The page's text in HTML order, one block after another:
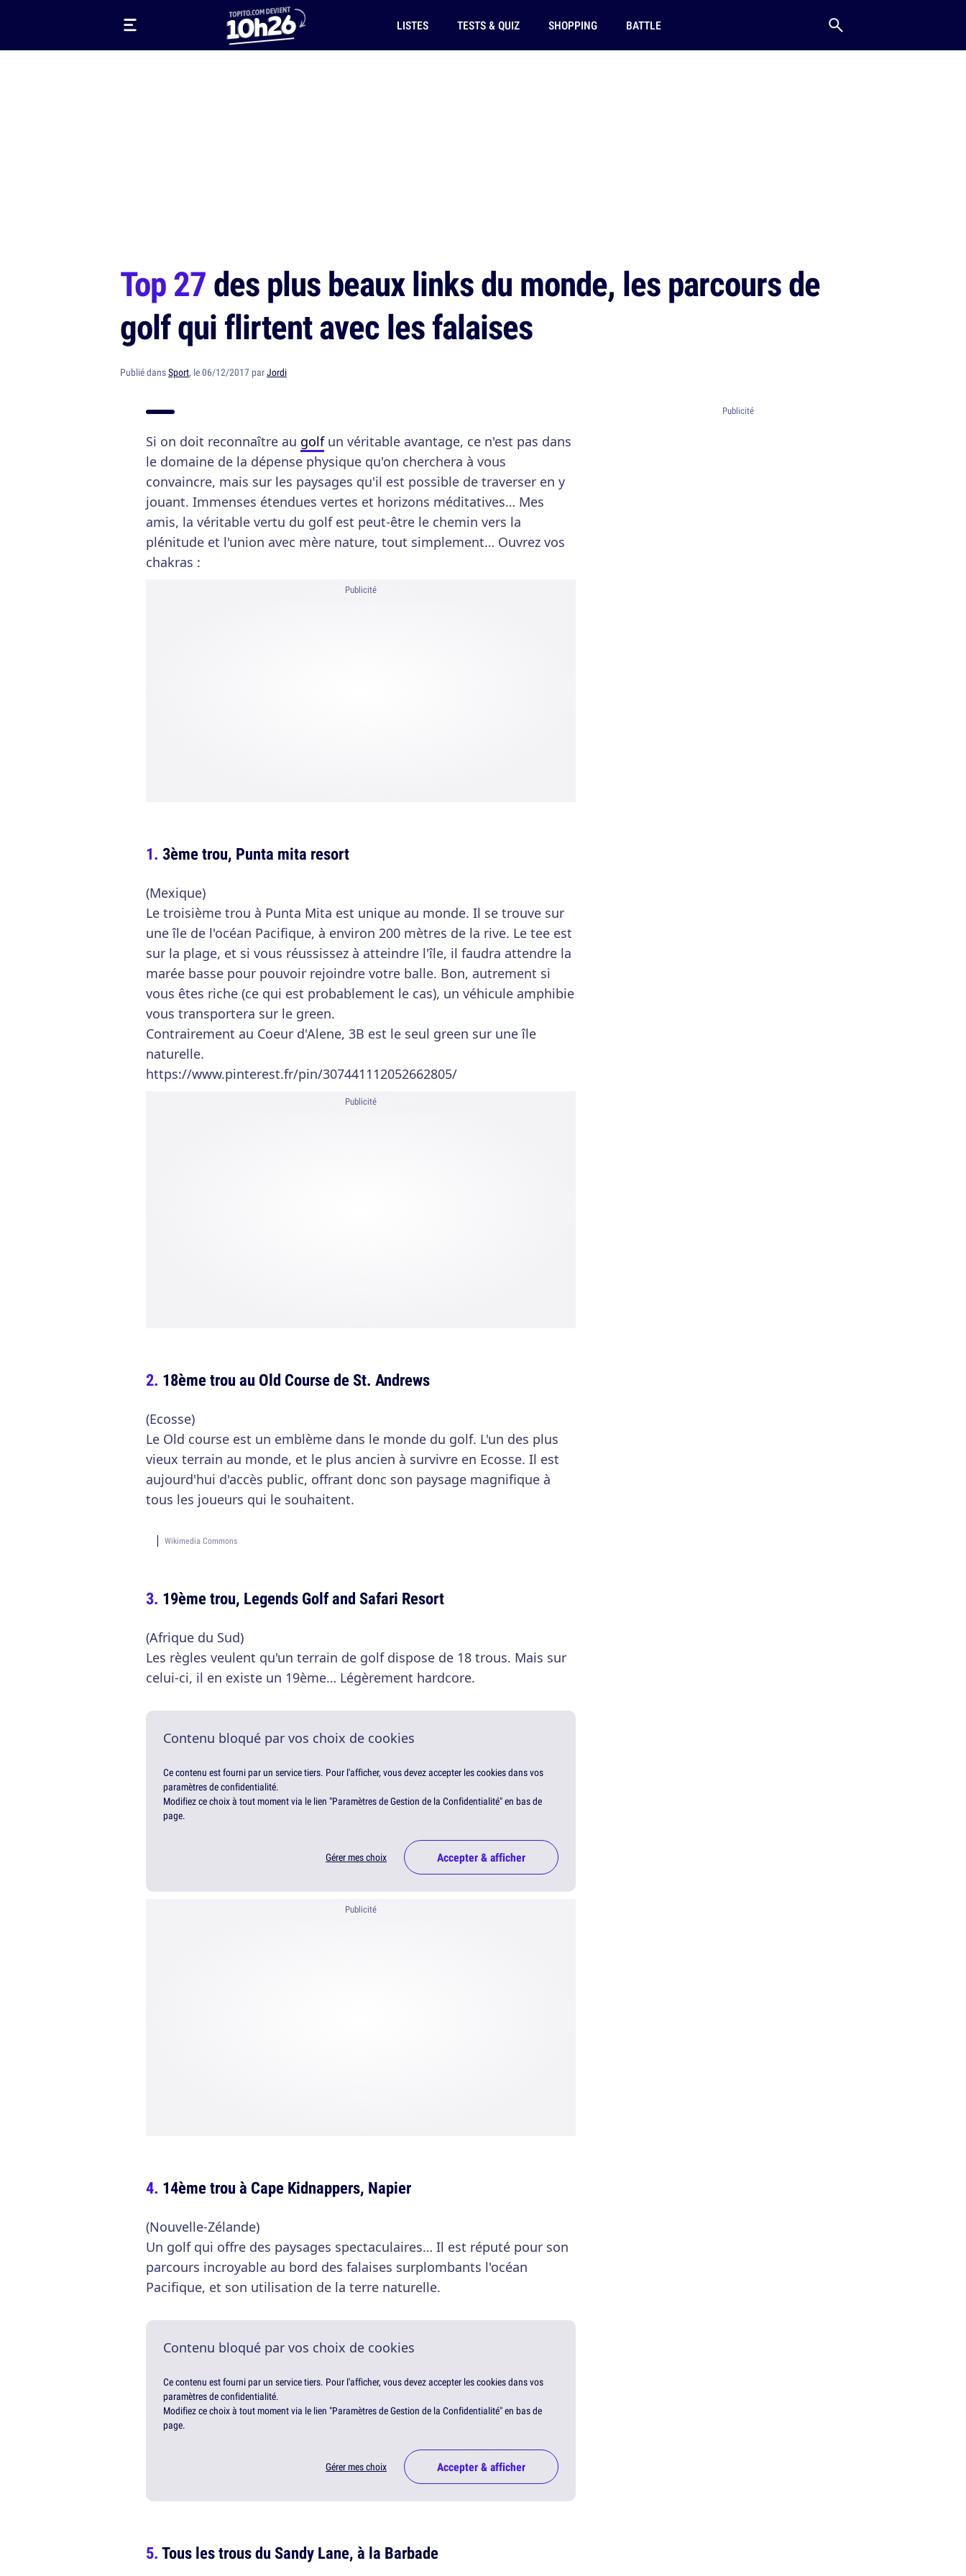
LISTES TESTS & QUIZ SHOPPING BATTLE
Top 27des plus beaux links du monde, les parcours de
golf qui flirtent avec les falaises
Publié dansSport, le 06/12/2017 parJordi
Si on doit reconnaître au golfun véritable avantage, ce n'est pas dans
le domaine de la dépense physique qu'on cherchera à vous
convaincre, mais sur les paysages qu'il est possible de traverser en y
jouant. Immenses étendues vertes et horizons méditatives… Mes
amis, la véritable vertu du golf est peut-être le chemin vers la
plénitude et l'union avec mère nature, tout simplement… Ouvrez vos
chakras :
Publicité
3ème trou, Punta mita resort
(Mexique)
Le troisième trou à Punta Mita est unique au monde. Il se trouve sur
une île de l'océan Pacifique, à environ 200 mètres de la rive. Le tee est
sur la plage, et si vous réussissez à atteindre l'île, il faudra attendre la
marée basse pour pouvoir rejoindre votre balle. Bon, autrement si
vous êtes riche (ce qui est probablement le cas), un véhicule amphibie
vous transportera sur le green.
Contrairement au Coeur d'Alene, 3B est le seul green sur une île
naturelle.
https://www.pinterest.fr/pin/307441112052662805/
Publicité
18ème trou au Old Course de St. Andrews
(Ecosse)
Le Old course est un emblème dans le monde du golf. L'un des plus
vieux terrain au monde, et le plus ancien à survivre en Ecosse. Il est
aujourd'hui d'accès public, offrant donc son paysage magnifique à
tous les joueurs qui le souhaitent.
Wikimedia Commons
19ème trou, Legends Golf and Safari Resort
(Afrique du Sud)
Les règles veulent qu'un terrain de golf dispose de 18 trous. Mais sur
celui-ci, il en existe un 19ème… Légèrement hardcore.
Contenu bloqué par vos choix de cookies
Ce contenu est fourni par un service tiers. Pour l'afficher, vous devez accepter les cookies dans vos
paramètres de confidentialité.
Modifiez ce choix à tout moment via le lien "Paramètres de Gestion de la Confidentialité" en bas de
page.
Gérer mes choix Accepter & afficher
Publicité
14ème trou à Cape Kidnappers, Napier
(Nouvelle-Zélande)
Un golf qui offre des paysages spectaculaires… Il est réputé pour son
parcours incroyable au bord des falaises surplombants l'océan
Pacifique, et son utilisation de la terre naturelle.
Contenu bloqué par vos choix de cookies
Ce contenu est fourni par un service tiers. Pour l'afficher, vous devez accepter les cookies dans vos
paramètres de confidentialité.
Modifiez ce choix à tout moment via le lien "Paramètres de Gestion de la Confidentialité" en bas de
page.
Gérer mes choix Accepter & afficher
Tous les trous du Sandy Lane, à la Barbade